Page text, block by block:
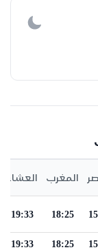
المغرب العشاء
18:25
19:33
18:25
19:33